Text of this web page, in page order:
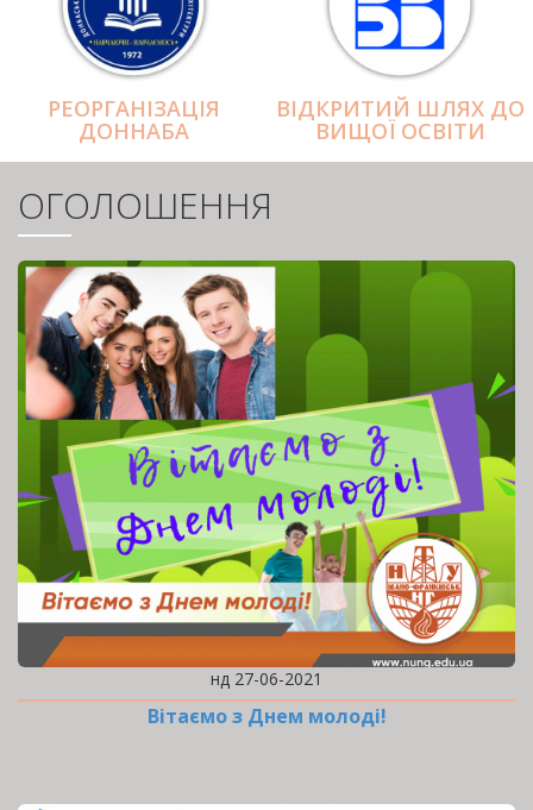
РЕОРГАНІЗАЦІЯ
ДОННАБА
ВІДКРИТИЙ ШЛЯХ ДО
ВИЩОЇ ОСВІТИ
ОГОЛОШЕННЯ
нд 27-06-2021
Вітаємо з Днем молоді!